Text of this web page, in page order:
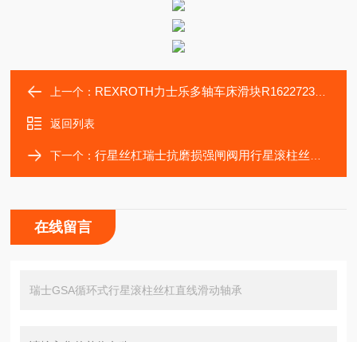
上一个： REXROTH力士乐多轴车床滑块R162272320/R162271420滚珠链
返回列表
下一个：行星丝杠瑞士抗磨损强闸阀用行星滚柱丝杠定制加工
在线留言